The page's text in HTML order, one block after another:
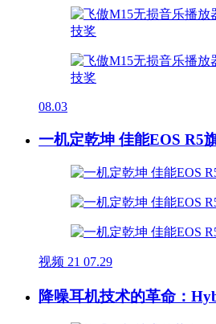
08.03
一机定乾坤 佳能EOS R5
视频 21 07.29
降噪耳机技术的革命：